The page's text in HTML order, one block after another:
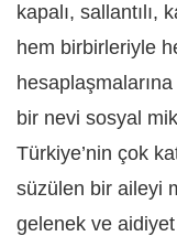
kapalı, sallantılı,
hem birbirleriyle
bir nevi sosyal
Türkiye’nin çok
süzülen bir aileyi
gelenek ve